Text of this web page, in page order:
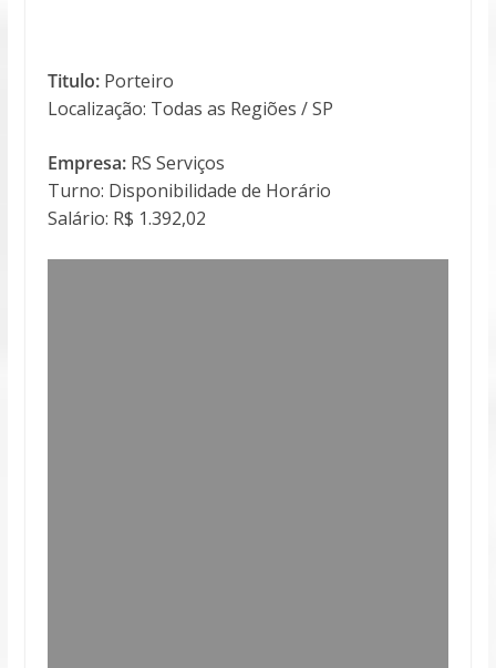
Titulo:Porteiro
Localização: Todas as Regiões / SP
Empresa:RS Serviços
Turno: Disponibilidade de Horário
Salário: R$ 1.392,02